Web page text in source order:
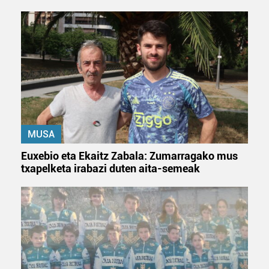
MUSA
Euxebio eta Ekaitz Zabala: Zumarragako mus
txapelketa irabazi duten aita-semeak